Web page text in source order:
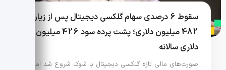
سقوط 6 درصدی سهام گلکسی دیجیتال پس از زیان
482 میلیون دلاری؛ پشت پرده سود 426 میلیون
دلاری سالانه
صورت‌های مالی تازه گلکسی دیجیتال با شوک شروع شد اما